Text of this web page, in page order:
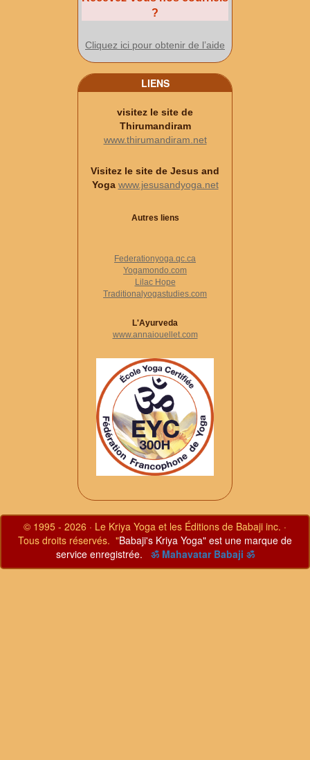
?
Cliquez ici pour obtenir de l’aide
LIENS
visitez le site de
Thirumandiram
www.thirumandiram.net
Visitez le site de Jesus and
Yoga www.jesusandyoga.net
Autres liens
Federationyoga.qc.ca
Yogamondo.com
Lilac Hope
Traditionalyogastudies.com
L'Ayurveda
www.annaiouellet.com
© 1995 - 2026 · Le Kriya Yoga et les Éditions de Babaji inc. ·
Tous droits réservés. "Babaji's Kriya Yoga" est une marque de
service enregistrée.
ॐ Mahavatar Babaji ॐ